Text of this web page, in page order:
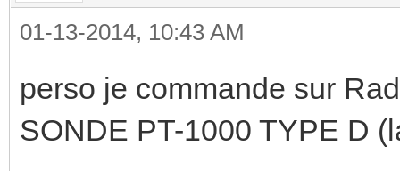
01-13-2014, 10:43 AM
perso je commande sur
SONDE PT-1000 TYPE D